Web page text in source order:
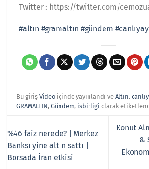
Twitter : https://twitter.com/
#altın #gramaltın #gündem
Bu girişVideo içinde yayınlandı veAltın,
GRAMALTIN,Gündem, isbirligi olarak
%46 faiz nerede? | Merkez
Banksı yine altın sattı |
Borsada İran etkisi
Konut
&